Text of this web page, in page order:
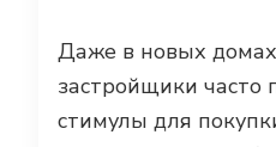
Даже в новых
застройщики часто
стимулы для